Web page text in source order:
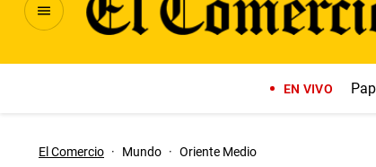
EN VIVO
El Comercio · Mundo · Oriente Medio